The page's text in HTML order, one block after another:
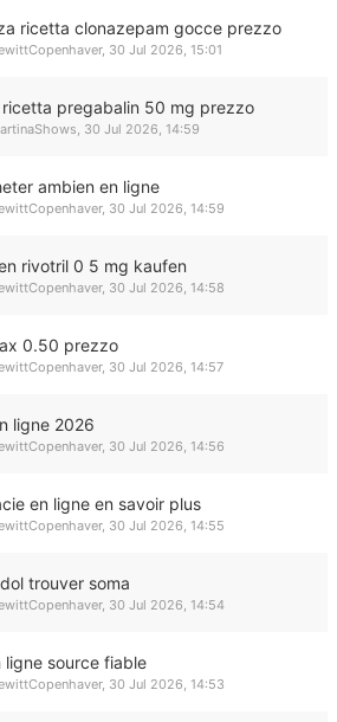
ricetta clonazepam gocce prezzo
, 30 Jul 2026, 15:01
pregabalin 50 mg prezzo
, 30 Jul 2026, 14:59
ambien en ligne
, 30 Jul 2026, 14:59
rivotril 0 5 mg kaufen
, 30 Jul 2026, 14:58
0.50 prezzo
, 30 Jul 2026, 14:57
ligne 2026
, 30 Jul 2026, 14:56
en ligne en savoir plus
, 30 Jul 2026, 14:55
trouver soma
, 30 Jul 2026, 14:54
source fiable
, 30 Jul 2026, 14:53